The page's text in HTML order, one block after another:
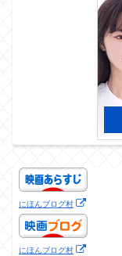
にほんブログ村
にほんブログ村